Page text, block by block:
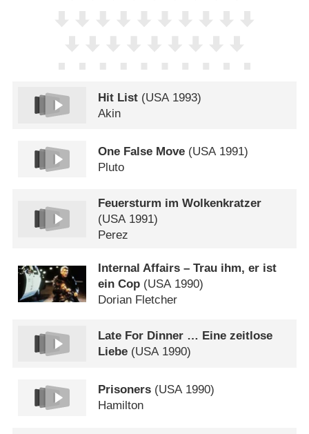
Hit List (USA 1993)
Akin
One False Move (USA1991)
Pluto
Feuersturm im Wolkenkratzer
(USA 1991)
Perez
Internal Affairs – Trau ihm, er ist
ein Cop (USA1990)
Dorian Fletcher
Late For Dinner … Eine zeitlose
Liebe (USA1990)
Prisoners (USA1990)
Hamilton